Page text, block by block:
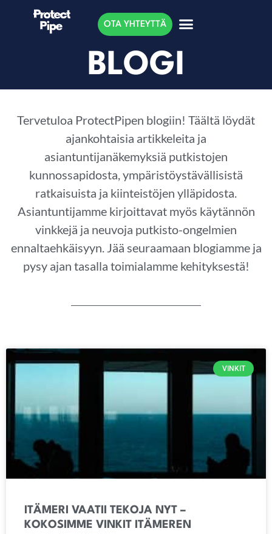
OTA YHTEYTTÄ
BLOGI
Tervetuloa ProtectPipen blogiin! Täältä löydät
ajankohtaisia artikkeleita ja
asiantuntijanäkemyksiä putkistojen
kunnossapidosta, ympäristöystävällisistä
ratkaisuista ja kiinteistöjen ylläpidosta.
Asiantuntijamme kirjoittavat myös käytännön
vinkkejä ja neuvoja putkisto-ongelmien
ennaltaehkäisyyn. Jää seuraamaan blogiamme ja
pysy ajan tasalla toimialamme kehityksestä!
VINKIT
ITÄMERI VAATII TEKOJA NYT –
KOKOSIMME VINKIT ITÄMEREN